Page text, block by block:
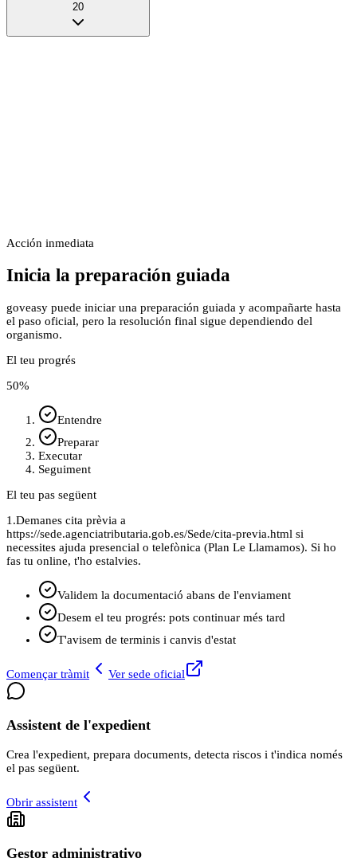
20
Acción inmediata
Inicia la preparación guiada
goveasy puede iniciar una preparación guiada y acompañarte hasta
el paso oficial, pero la resolución final sigue dependiendo del
organismo.
El teu progrés
50%
Entendre
Preparar
Executar
Seguiment
El teu pas següent
1.Demanes cita prèvia a
https://sede.agenciatributaria.gob.es/Sede/cita-previa.html si
necessites ajuda presencial o telefònica (Plan Le Llamamos). Si ho
fas tu online, t'ho estalvies.
Validem la documentació abans de l'enviament
Desem el teu progrés: pots continuar més tard
T'avisem de terminis i canvis d'estat
Començar tràmit Ver sede oficial
Assistent de l'expedient
Crea l'expedient, prepara documents, detecta riscos i t'indica només
el pas següent.
Obrir assistent
Gestor administrativo